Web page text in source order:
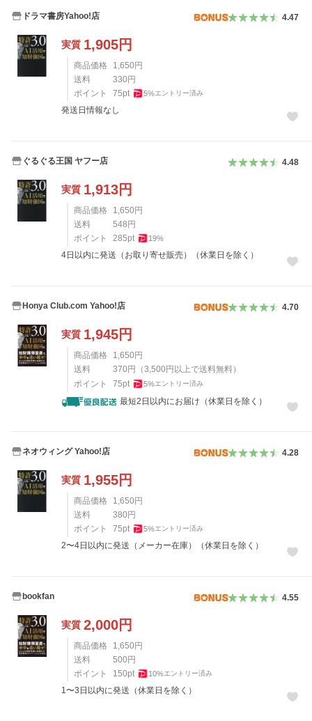
ドラマ書房Yahoo!店 4.47
実質 1,905円
商品価格 1,650 円
送料
330 円
ポイント
75pt 5%エントリー済み
発送日情報なし
ぐるぐる王国 ヤフー店 4.48
実質 1,913円
商品価格 1,650 円
送料
548 円
ポイント
285pt 19%
4日以内に発送（お取り寄せ販売）（休業日を除く）
Honya Club.com Yahoo!店 4.70
実質 1,945円
商品価格 1,650 円
送料
370 円 （3,500 円以上で送料無料）
ポイント
75pt 5%エントリー済み
最短2日以内にお届け（休業日を除く）
ネオウィング Yahoo!店 4.28
実質 1,955円
商品価格 1,650 円
送料
380 円
ポイント
75pt 5%エントリー済み
2〜4日以内に発送（メーカー在庫）（休業日を除く）
bookfan 4.55
実質 2,000円
商品価格 1,650 円
送料
500 円
ポイント
150pt 10%エントリー済み
1〜3日以内に発送（休業日を除く）